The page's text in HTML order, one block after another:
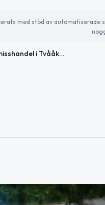
med stöd av
Misstänkt misshandel i Tvååker – händelsen utreds i Hallands län